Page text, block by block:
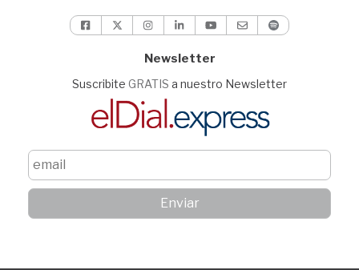
Newsletter
Suscribite GRATIS a nuestro Newsletter